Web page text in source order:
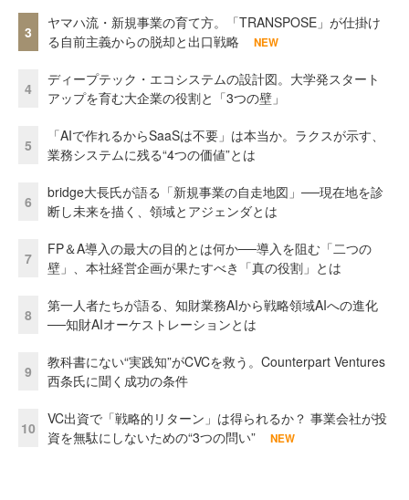
3
ヤマハ流・新規事業の育て方。「TRANSPOSE」が仕掛け
る自前主義からの脱却と出口戦略
NEW
4
ディープテック・エコシステムの設計図。大学発スタート
アップを育む大企業の役割と「3つの壁」
5
「AIで作れるからSaaSは不要」は本当か。ラクスが示す、
業務システムに残る“4つの価値”とは
6
bridge大長氏が語る「新規事業の自走地図」──現在地を診
断し未来を描く、領域とアジェンダとは
7
FP＆A導入の最大の目的とは何か──導入を阻む「二つの
壁」、本社経営企画が果たすべき「真の役割」とは
8
第一人者たちが語る、知財業務AIから戦略領域AIへの進化
──知財AIオーケストレーションとは
9
教科書にない“実践知”がCVCを救う。Counterpart Ventures
西条氏に聞く成功の条件
10
VC出資で「戦略的リターン」は得られるか？ 事業会社が投
資を無駄にしないための“3つの問い”
NEW